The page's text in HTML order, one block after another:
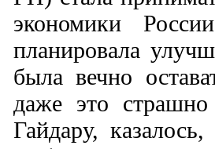
экономики
планировала
была вечно
даже это
Гайдару,